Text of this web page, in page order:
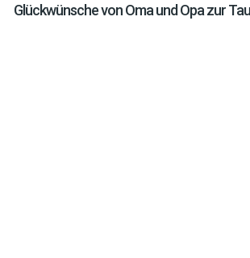
Glückwünsche von Oma und Opa zur